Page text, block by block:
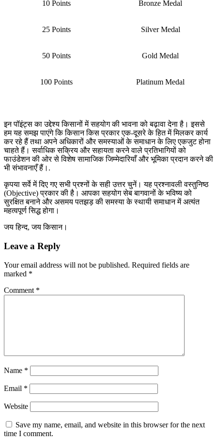
10 Points Bronze Medal
25 Points Silver Medal
50 Points Gold Medal
100 Points Platinum Medal
इन पॉइंट्स का उद्देश्य किसानों में सहयोग की भावना को बढ़ावा देना है। इससे
हम यह समझ पाएंगे कि किसान किस प्रकार एक-दूसरे के हित में मिलकर कार्य
कर रहे हैं तथा अपने अधिकारों और समस्याओं के समाधान के लिए एकजुट होना
चाहते हैं। सर्वाधिक सक्रिय और सहायता करने वाले प्रतिभागियों को
फाउंडेशन की ओर से विशेष सामाजिक जिम्मेदारियाँ और भूमिका प्रदान करने की
भी संभावनाएँ हैं।.
कृपया सर्वे में दिए गए सभी प्रश्नों के सही उत्तर चुनें। यह प्रश्नावली वस्तुनिष्ठ
(Objective) प्रकार की है। आपका सहयोग सेब बागवानों के भविष्य को
सुरक्षित बनाने और असमय पतझड़ की समस्या के स्थायी समाधान में अत्यंत
महत्वपूर्ण सिद्ध होगा।
जय हिन्द, जय किसान।
Leave a Reply
Your email address will not be published. Required fields are
marked *
Comment *
Name *
Email *
Website
Save my name, email, and website in this browser for the next
time I comment.